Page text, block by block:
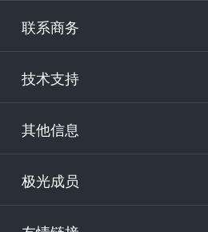
联系商务
技术支持
其他信息
极光成员